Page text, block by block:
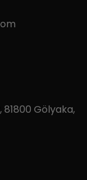
81800 Gölyaka,